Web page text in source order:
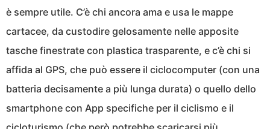
è sempre utile. C’è chi ancora ama e usa le mappe
cartacee, da custodire gelosamente nelle apposite
tasche finestrate con plastica trasparente, e c’è chi si
affida al GPS, che può essere il ciclocomputer (con una
batteria decisamente a più lunga durata) o quello dello
smartphone con App specifiche per il ciclismo e il